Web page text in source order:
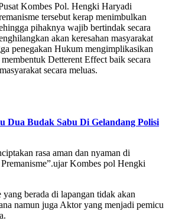
Kombes Pol. Hengki Haryadi
tersebut kerap menimbulkan
pihaknya wajib bertindak secara
akan keresahan masyarakat
penegakan Hukum mengimplikasikan
Detterent Effect baik secara
secara meluas.
Dua Budak Sabu Di Gelandang Polisi
rasa aman dan nyaman di
Kombes pol Hengki
berada di lapangan tidak akan
namun juga Aktor yang menjadi pemicu